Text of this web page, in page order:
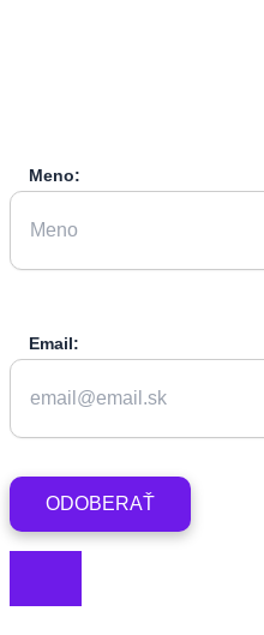
Meno:
Email: